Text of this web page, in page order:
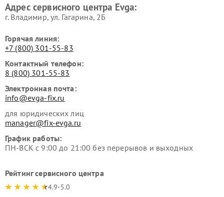
Адрес сервисного центра Evga:
г. Владимир, ул. Гагарина, 2Б
Горячая линия:
+7 (800) 301-55-83
Контактный телефон:
8 (800) 301-55-83
Электронная почта:
info@evga-fix.ru
для юридических лиц
manager@fix-evga.ru
График работы:
ПН-ВСК с 9:00 до 21:00 без перерывов и выходных
Рейтинг сервисного центра
4.9-5.0